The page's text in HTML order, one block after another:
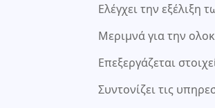
Ελέγχει την εξέλιξη
Μεριμνά για την
Επεξεργάζεται
Συντονίζει τις